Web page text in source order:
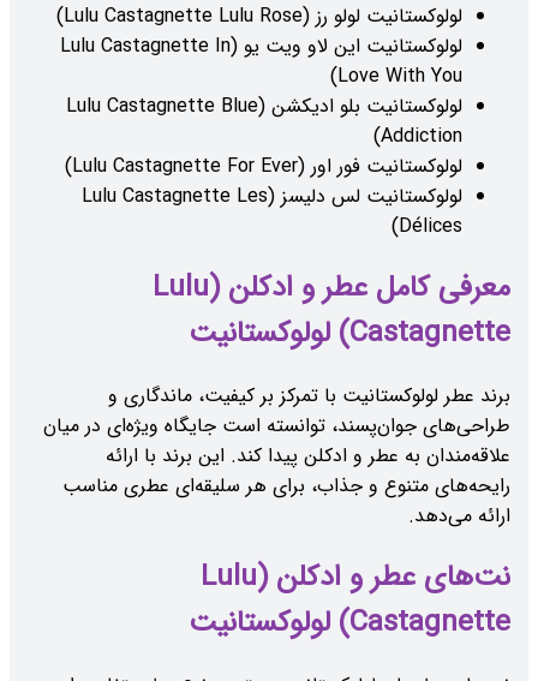
لولوکستانیت لولو رز (Lulu Castagnette Lulu Rose)
لولوکستانیت این لاو ویت یو (Lulu Castagnette In
Love With You)
لولوکستانیت بلو ادیکشن (Lulu Castagnette Blue
Addiction)
لولوکستانیت فور اور (Lulu Castagnette For Ever)
لولوکستانیت لس دلیسز (Lulu Castagnette Les
Délices)
معرفی کامل عطر و ادکلن (Lulu
Castagnette) لولوکستانیت
برند عطر لولوکستانیت با تمرکز بر کیفیت، ماندگاری و
طراحی‌های جوان‌پسند، توانسته است جایگاه ویژه‌ای در میان
علاقه‌مندان به عطر و ادکلن پیدا کند. این برند با ارائه
رایحه‌های متنوع و جذاب، برای هر سلیقه‌ای عطری مناسب
ارائه می‌دهد.
نت‌های عطر و ادکلن (Lulu
Castagnette) لولوکستانیت